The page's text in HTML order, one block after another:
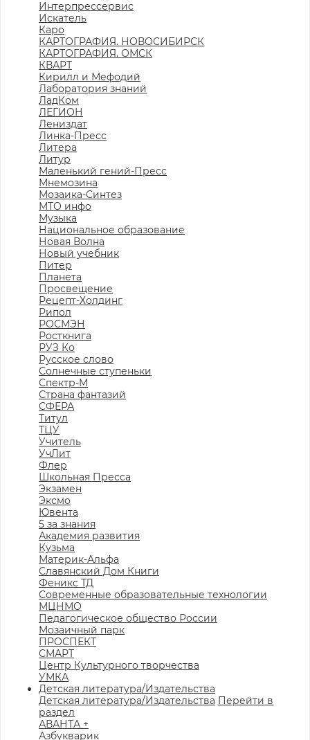
Интерпрессервис
Искатель
Каро
КАРТОГРАФИЯ. НОВОСИБИРСК
КАРТОГРАФИЯ. ОМСК
КВАРТ
Кирилл и Мефодий
Лаборатория знаний
ЛадКом
ЛЕГИОН
Лениздат
Линка-Пресс
Литера
Литур
Маленький гений-Пресс
Мнемозина
Мозаика-Синтез
МТО инфо
Музыка
Национальное образование
Новая Волна
Новый учебник
Питер
Планета
Просвещение
Рецепт-Холдинг
Рипол
РОСМЭН
Росткнига
РУЗ Ко
Русское слово
Солнечные ступеньки
Спектр-М
Страна фантазий
СФЕРА
Титул
ТЦУ
Учитель
УчЛит
Флер
Школьная Пресса
Экзамен
Эксмо
Ювента
5 за знания
Академия развития
Кузьма
Материк-Альфа
Славянский Дом Книги
Феникс ТД
Современные образовательные технологии
МЦНМО
Педагогическое общество России
Мозаичный парк
ПРОСПЕКТ
СМАРТ
Центр Культурного творчества
УМКА
Детская литература/Издательства
Детская литература/Издательства Перейти в
раздел
АВАНТА +
Азбукварик